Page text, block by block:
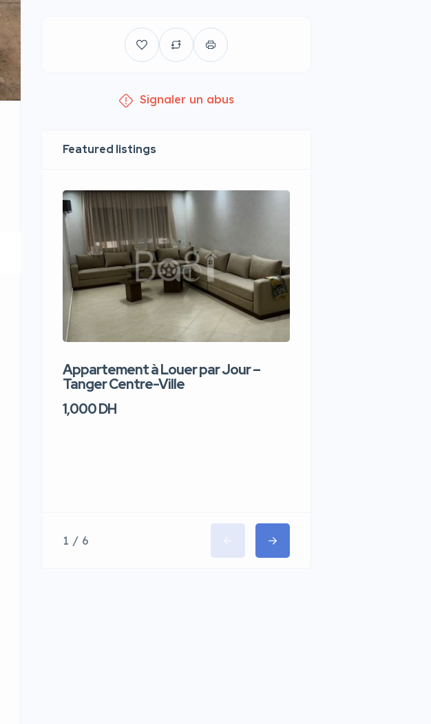
Signaler un abus
Featured listings
Appartement à Louer par Jour –
Tanger Centre-Ville
1,000 DH
1 / 6